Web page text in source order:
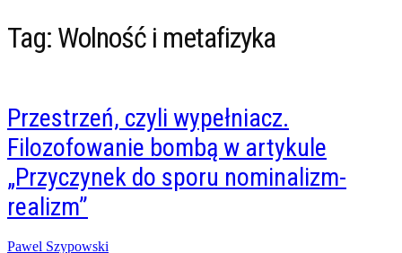
Tag: Wolność i metafizyka
Przestrzeń, czyli wypełniacz.
Filozofowanie bombą w artykule
„Przyczynek do sporu nominalizm-
realizm”
Posted
Pawel Szypowski